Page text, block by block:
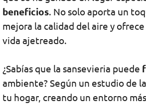
beneficios. No solo aporta un
mejora la calidad del aire y ofrece
vida ajetreado.
¿Sabías que la sansevieria puede
ambiente? Según un estudio de la
tu hogar, creando un entorno